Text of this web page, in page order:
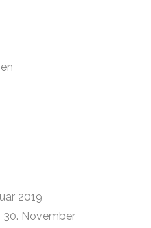
2019
30. November